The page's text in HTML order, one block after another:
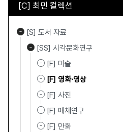
[C] 최민 컬렉션
[S] 도서 자료
[SS] 시각문화연구
[F] 미술
[F] 영화·영상
[F] 사진
[F] 매체연구
[F] 만화